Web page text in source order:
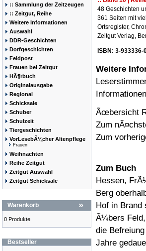
:: Sammlung der Zeitzeugen
:: Zeitgut, Reihe
Weitere Informationen
Auswahl
DDR-Geschichten
Dorfgeschichten
Feldpost
Frauen bei Zeitgut
HÃ¶rbuch
Originalausgabe
Regional
Schicksale
Schuber
Schulzeit
Tiergeschichten
VorLesebÃ¼cher Altenpflege
Frauen
Weihnachten
Reihe Zeitgut
Zeitgut Auswahl
Zeitgut Schicksale
Warenkorb »
0 Produkte
Bestseller
48 Geschichten
361 Seiten mit
Ortsregister,
Zeitgut Verlag,
ISBN: 3-933336-
Weitere
Ãœbersicht
Zum
Zum
Zum Buch
Hessen,
Berg
Hof in Brand
Ã¼bers
die
Jahre